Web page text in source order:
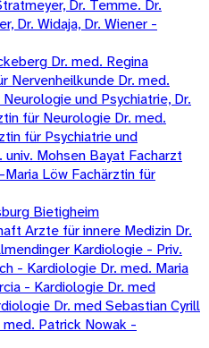
Dr. Temme. Dr.
Dr. Widaja, Dr. Wiener -
Dr. med. Regina
Nervenheilkunde Dr. med.
und Psychiatrie, Dr.
für Neurologie Dr. med.
für Psychiatrie und
Mohsen Bayat Facharzt
Löw Fachärztin für
Bietigheim
Arzte für innere Medizin Dr.
Kardiologie - Priv.
- Kardiologie Dr. med. Maria
- Kardiologie Dr. med
Dr. med Sebastian Cyrill
Patrick Nowak -